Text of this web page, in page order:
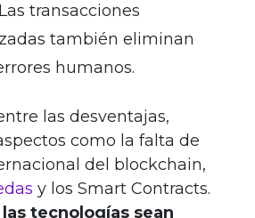
transacciones
también eliminan
humanos.
las desventajas,
como la falta de
del blockchain,
y los Smart Contracts.
las tecnologías sean